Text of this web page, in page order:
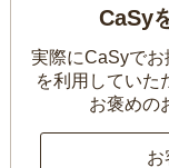
CaSy
実際にCaSyで
を利用していた
お褒めの
お